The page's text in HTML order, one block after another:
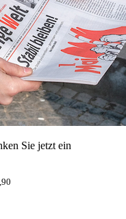
Sie jetzt ein